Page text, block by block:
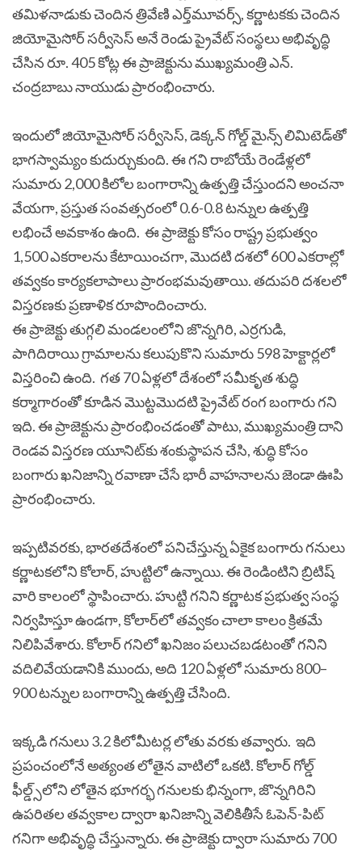
తమిళనాడుకు చెందిన త్రివేణి ఎర్త్‌మూవర్స్, కర్ణాటకకు చెందిన
జియోమైసోర్ సర్వీసెస్ అనే రెండు ప్రైవేట్ సంస్థలు అభివృద్ధి
చేసిన రూ. 405 కోట్ల ఈ ప్రాజెక్టును ముఖ్యమంత్రి ఎన్.
చంద్రబాబు నాయుడు ప్రారంభించారు.
ఇందులో జియోమైసోర్ సర్వీసెస్, డెక్కన్ గోల్డ్ మైన్స్ లిమిటెడ్‌తో
భాగస్వామ్యం కుదుర్చుకుంది. ఈ గని రాబోయే రెండేళ్లలో
సుమారు 2,000 కిలోల బంగారాన్ని ఉత్పత్తి చేస్తుందని అంచనా
వేయగా, ప్రస్తుత సంవత్సరంలో 0.6-0.8 టన్నుల ఉత్పత్తి
లభించే అవకాశం ఉంది. ఈ ప్రాజెక్టు కోసం రాష్ట్ర ప్రభుత్వం
1,500 ఎకరాలను కేటాయించగా, మొదటి దశలో 600 ఎకరాల్లో
తవ్వకం కార్యకలాపాలు ప్రారంభమవుతాయి. తదుపరి దశలలో
విస్తరణకు ప్రణాళిక రూపొందించారు.
ఈ ప్రాజెక్టు తుగ్గలి మండలంలోని జొన్నగిరి, ఎర్రగుడి,
పాగిదిరాయి గ్రామాలను కలుపుకొని సుమారు 598 హెక్టార్లలో
విస్తరించి ఉంది. గత 70 ఏళ్లలో దేశంలో సమీకృత శుద్ధి
కర్మాగారంతో కూడిన మొట్టమొదటి ప్రైవేట్ రంగ బంగారు గని
ఇది. ఈ ప్రాజెక్టును ప్రారంభించడంతో పాటు, ముఖ్యమంత్రి దాని
రెండవ విస్తరణ యూనిట్‌కు శంకుస్థాపన చేసి, శుద్ధి కోసం
బంగారు ఖనిజాన్ని రవాణా చేసే భారీ వాహనాలను జెండా ఊపి
ప్రారంభించారు.
ఇప్పటివరకు, భారతదేశంలో పనిచేస్తున్న ఏకైక బంగారు గనులు
కర్ణాటకలోని కోలార్, హుట్టిలో ఉన్నాయి. ఈ రెండింటిని బ్రిటిష్
వారి కాలంలో స్థాపించారు. హుట్టి గనిని కర్ణాటక ప్రభుత్వ సంస్థ
నిర్వహిస్తూ ఉండగా, కోలార్‌లో తవ్వకం చాలా కాలం క్రితమే
నిలిపివేశారు. కోలార్ గనిలో ఖనిజం పలుచబడటంతో గనిని
వదిలివేయడానికి ముందు, అది 120 ఏళ్లలో సుమారు 800–
900 టన్నుల బంగారాన్ని ఉత్పత్తి చేసింది.
ఇక్కడి గనులు 3.2 కిలోమీటర్ల లోతు వరకు తవ్వారు. ఇది
ప్రపంచంలోనే అత్యంత లోతైన వాటిలో ఒకటి. కోలార్ గోల్డ్
ఫీల్డ్స్‌లోని లోతైన భూగర్భ గనులకు భిన్నంగా, జొన్నగిరిని
ఉపరితల తవ్వకాల ద్వారా ఖనిజాన్ని వెలికితీసే ఓపెన్-పిట్
గనిగా అభివృద్ధి చేస్తున్నారు. ఈ ప్రాజెక్టు ద్వారా సుమారు 700